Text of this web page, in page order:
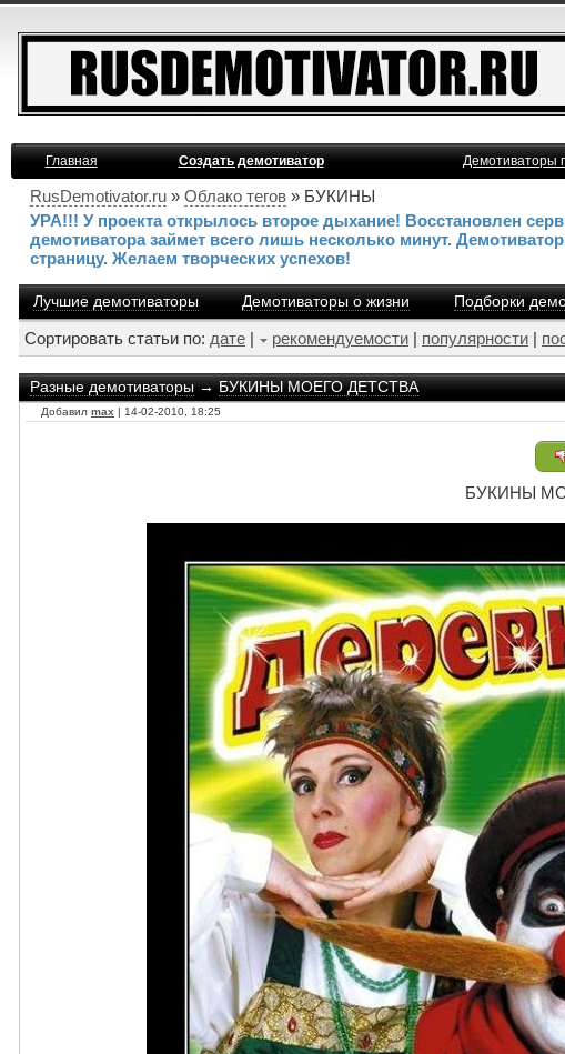
Главная
Создать демотиватор Демотиваторы
RusDemotivator.ru » Облако тегов » БУКИНЫ
УРА!!! У проекта открылось второе дыхание! Восстановлен
демотиватора займет всего лишь несколько минут.
страницу. Желаем творческих успехов!
Лучшие демотиваторы Демотиваторы о жизни Подборки
Сортировать статьи по: дате | рекомендуемости | популярности |
Разные демотиваторы→БУКИНЫ МОЕГО ДЕТСТВА
Добавил max | 14-02-2010, 18:25
БУКИНЫ